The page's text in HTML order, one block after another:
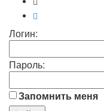
Логин:
Пароль:
Запомнить меня